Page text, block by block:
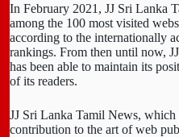
In February 2021, JJ Sri Lanka
among the 100 most visited
according to the internationally
rankings. From then until now,
has been able to maintain its
of its readers.
JJ Sri Lanka Tamil News, which
contribution to the art of web